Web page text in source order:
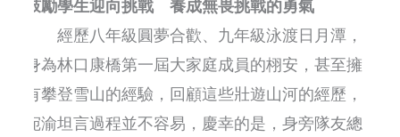
鼓勵學生迎向挑戰 養成無畏挑戰的勇氣
經歷八年級圓夢合歡、九年級泳渡日月潭，
身為林口康橋第一屆大家庭成員的栩安，甚至擁
有攀登雪山的經驗，回顧這些壯遊山河的經歷，
宛渝坦言過程並不容易，慶幸的是，身旁隊友總